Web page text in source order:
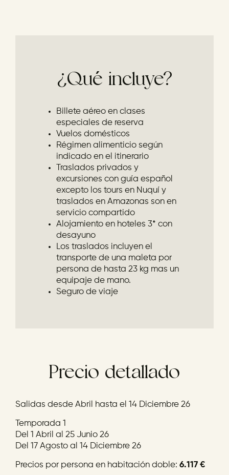
¿Qué incluye?
Billete aéreo en clases
especiales de reserva
Vuelos domésticos
Régimen alimenticio según
indicado en el itinerario
Traslados privados y
excursiones con guía español
excepto los tours en Nuquí y
traslados en Amazonas son en
servicio compartido
Alojamiento en hoteles 3* con
desayuno
Los traslados incluyen el
transporte de una maleta por
persona de hasta 23 kg mas un
equipaje de mano.
Seguro de viaje
Precio detallado
Salidas desde Abril hasta el 14 Diciembre 26
Temporada 1
Del 1 Abril al 25 Junio 26
Del 17 Agosto al 14 Diciembre 26
Precios por persona en habitación doble: 6.117 €